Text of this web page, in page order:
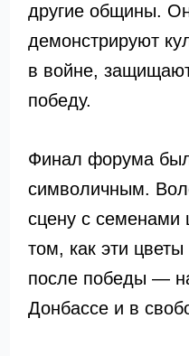
другие общины.
демонстрируют
в войне,
победу.
Финал форума
символичным.
сцену с семенами
том, как эти цветы
после победы —
Донбассе и в